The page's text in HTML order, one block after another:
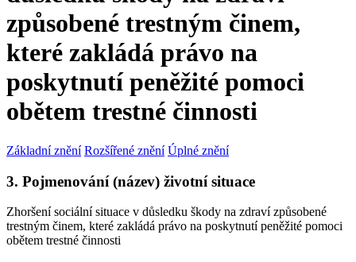
způsobené trestným činem,
které zakládá právo na
poskytnutí peněžité pomoci
obětem trestné činnosti
Základní znění Rozšířené znění Úplné znění
3. Pojmenování (název) životní situace
Zhoršení sociální situace v důsledku škody na zdraví způsobené
trestným činem, které zakládá právo na poskytnutí peněžité pomoci
obětem trestné činnosti